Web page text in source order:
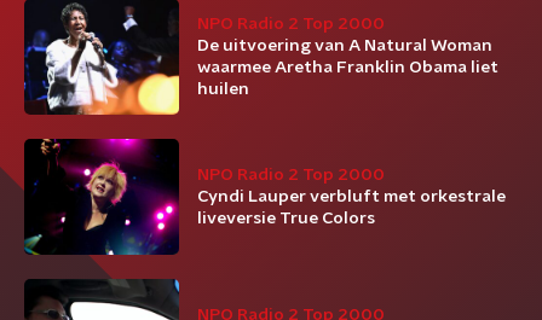
NPO Radio 2 Top 2000
De uitvoering van A Natural Woman
waarmee Aretha Franklin Obama liet
huilen
NPO Radio 2 Top 2000
Cyndi Lauper verbluft met orkestrale
liveversie True Colors
NPO Radio 2 Top 2000